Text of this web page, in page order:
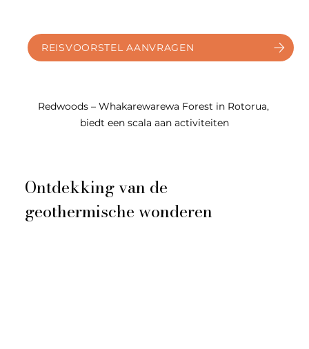
Redwoods – Whakarewarewa Forest in Rotorua,
biedt een scala aan activiteiten
Ontdekking van de
geothermische wonderen
REISVOORSTEL AANVRAGEN